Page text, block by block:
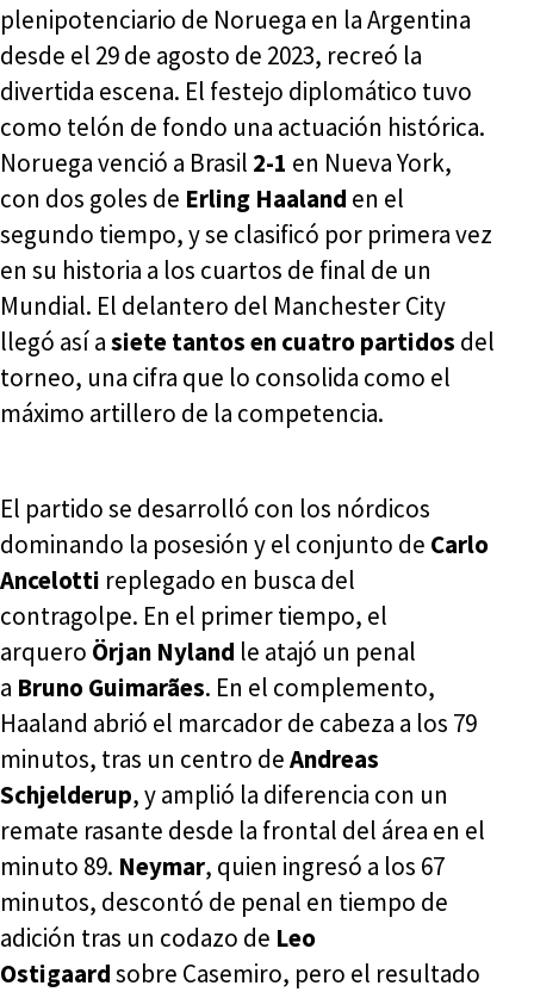
plenipotenciario de Noruega en la Argentina
desde el 29 de agosto de 2023, recreó la
divertida escena. El festejo diplomático tuvo
como telón de fondo una actuación histórica.
Noruega venció a Brasil 2-1 en Nueva York,
con dos goles de Erling Haaland en el
segundo tiempo, y se clasificó por primera vez
en su historia a los cuartos de final de un
Mundial. El delantero del Manchester City
llegó así asiete tantos en cuatro partidos del
torneo, una cifra que lo consolida como el
máximo artillero de la competencia.
El partido se desarrolló con los nórdicos
dominando la posesión y el conjunto de Carlo
Ancelotti replegado en busca del
contragolpe. En el primer tiempo, el
arquero Örjan Nyland le atajó un penal
a Bruno Guimarães. En el complemento,
Haaland abrió el marcador de cabeza a los 79
minutos, tras un centro deAndreas
Schjelderup, y amplió la diferencia con un
remate rasante desde la frontal del área en el
minuto 89. Neymar, quien ingresó a los 67
minutos, descontó de penal en tiempo de
adición tras un codazo de Leo
Ostigaardsobre Casemiro, pero el resultado